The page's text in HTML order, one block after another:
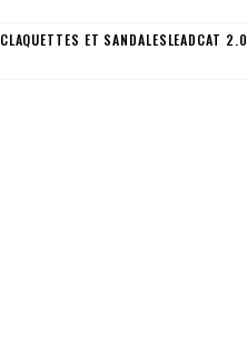
CLAQUETTES ET SANDALESLEADCAT 2.0